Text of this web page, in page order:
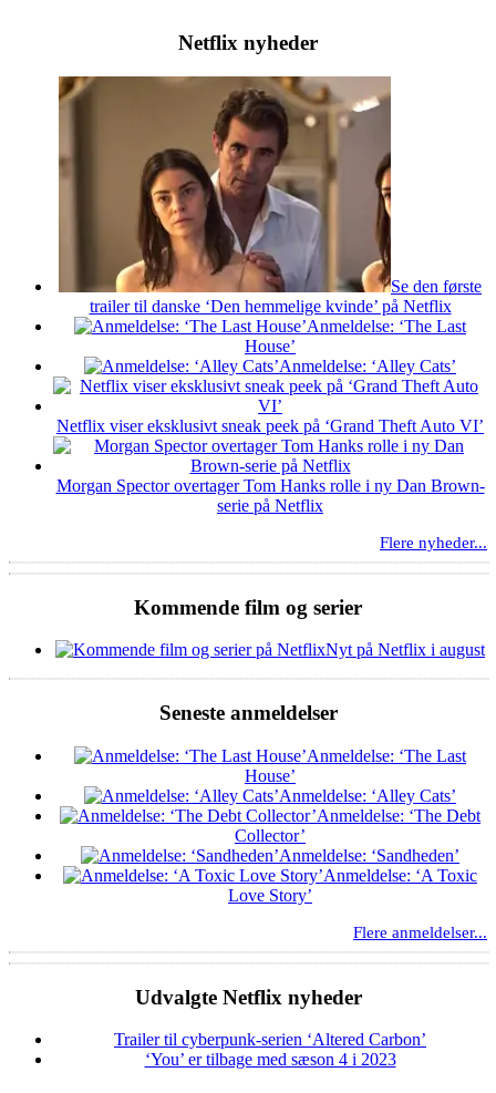
Netflix nyheder
Se den første
trailer til danske ‘Den hemmelige kvinde’ på Netflix
Anmeldelse: ‘The Last
House’
Anmeldelse: ‘Alley Cats’
Netflix viser eksklusivt sneak peek på ‘Grand Theft Auto VI’
Morgan Spector overtager Tom Hanks rolle i ny Dan Brown-
serie på Netflix
Flere nyheder...
Kommende film og serier
Nyt på Netflix i august
Seneste anmeldelser
Anmeldelse: ‘The Last
House’
Anmeldelse: ‘Alley Cats’
Anmeldelse: ‘The Debt
Collector’
Anmeldelse: ‘Sandheden’
Anmeldelse: ‘A Toxic
Love Story’
Flere anmeldelser...
Udvalgte Netflix nyheder
Trailer til cyberpunk-serien ‘Altered Carbon’
‘You’ er tilbage med sæson 4 i 2023